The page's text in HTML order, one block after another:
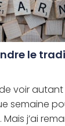
le
voir
semaine
j’ai